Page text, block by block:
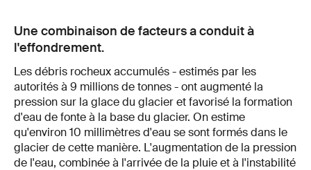
Une combinaison de facteurs a conduit à
l'effondrement.
Les débris rocheux accumulés - estimés par les
autorités à 9 millions de tonnes - ont augmenté la
pression sur la glace du glacier et favorisé la formation
d'eau de fonte à la base du glacier. On estime
qu'environ 10 millimètres d'eau se sont formés dans le
glacier de cette manière. L'augmentation de la pression
de l'eau, combinée à l'arrivée de la pluie et à l'instabilité